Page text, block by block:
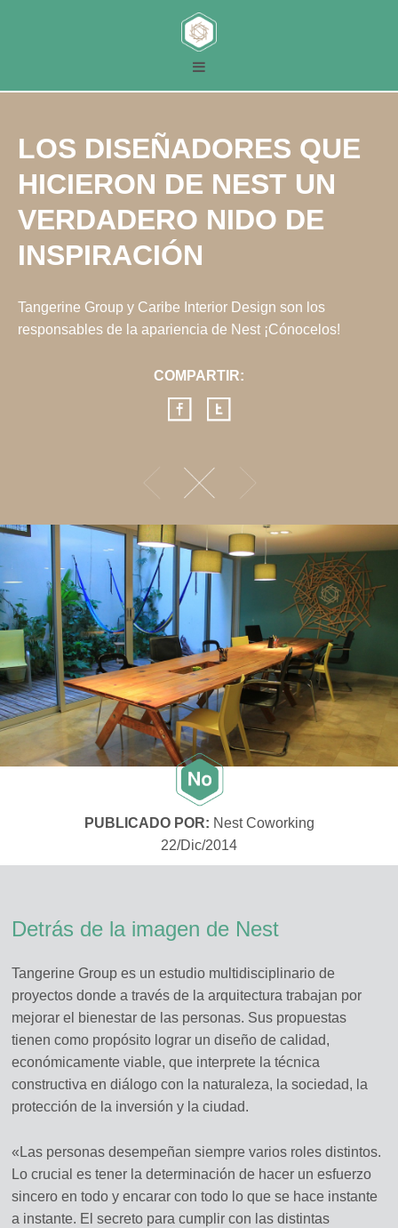
LOS DISEÑADORES QUE
HICIERON DE NEST UN
VERDADERO NIDO DE
INSPIRACIÓN
Tangerine Group y Caribe Interior Design son los
responsables de la apariencia de Nest ¡Cónocelos!
COMPARTIR:
PUBLICADO POR: Nest Coworking
22/Dic/2014
Detrás de la imagen de Nest
Tangerine Group es un estudio multidisciplinario de
proyectos donde a través de la arquitectura trabajan por
mejorar el bienestar de las personas. Sus propuestas
tienen como propósito lograr un diseño de calidad,
económicamente viable, que interprete la técnica
constructiva en diálogo con la naturaleza, la sociedad, la
protección de la inversión y la ciudad.
«Las personas desempeñan siempre varios roles distintos.
Lo crucial es tener la determinación de hacer un esfuerzo
sincero en todo y encarar con todo lo que se hace instante
a instante. El secreto para cumplir con las distintas